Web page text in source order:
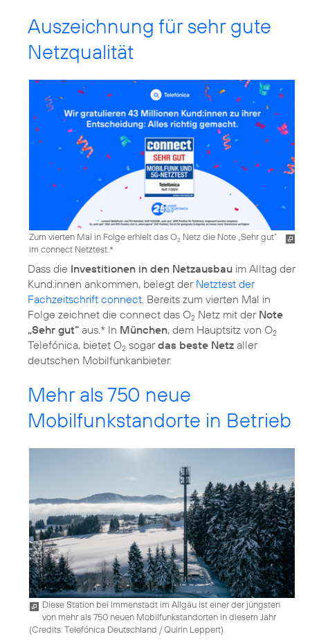
Auszeichnung für sehr gute
Netzqualität
Zum vierten Mal in Folge erhielt das O2 Netz die Note „Sehr gut“
im connect Netztest.*
Dass die Investitionen in den Netzausbau im Alltag der
Kund:innen ankommen, belegt der Netztest der
Fachzeitschrift connect . Bereits zum vierten Mal in
Folge zeichnet die connect das O2 Netz mit der Note
„Sehr gut“ aus.* In München, dem Hauptsitz von O2
Telefónica, bietet O2 sogardas beste Netz aller
deutschen Mobilfunkanbieter.
Mehr als 750 neue
Mobilfunkstandorte in Betrieb
Diese Station bei Immenstadt im Allgäu ist einer der jüngsten
von mehr als 750 neuen Mobilfunkstandorten in diesem Jahr
(Credits: Telefónica Deutschland / Quirin Leppert)